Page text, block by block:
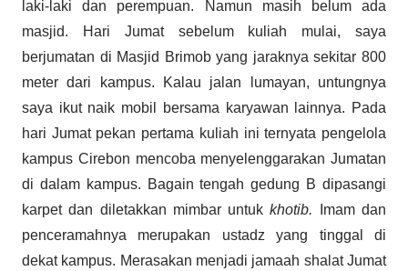
laki-laki dan perempuan. Namun masih belum ada
masjid. Hari Jumat sebelum kuliah mulai, saya
berjumatan di Masjid Brimob yang jaraknya sekitar 800
meter dari kampus. Kalau jalan lumayan, untungnya
saya ikut naik mobil bersama karyawan lainnya. Pada
hari Jumat pekan pertama kuliah ini ternyata pengelola
kampus Cirebon mencoba menyelenggarakan Jumatan
di dalam kampus. Bagain tengah gedung B dipasangi
karpet dan diletakkan mimbar untukkhotib.
Imam dan
penceramahnya merupakan ustadz yang tinggal di
dekat kampus. Merasakan menjadi jamaah shalat Jumat